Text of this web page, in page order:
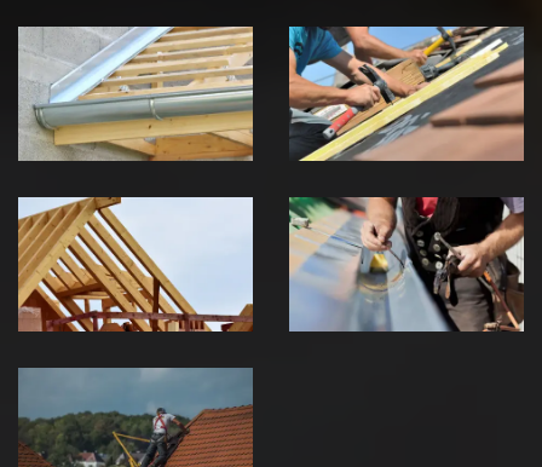
Pose de
Chéneau 39
Jura
Réparation de
toiture 39
Jura
Traitement de
charpente 39
Jura
Travaux de
zinguerie 39
Jura
Urgence fuite
de toiture 39
Jura